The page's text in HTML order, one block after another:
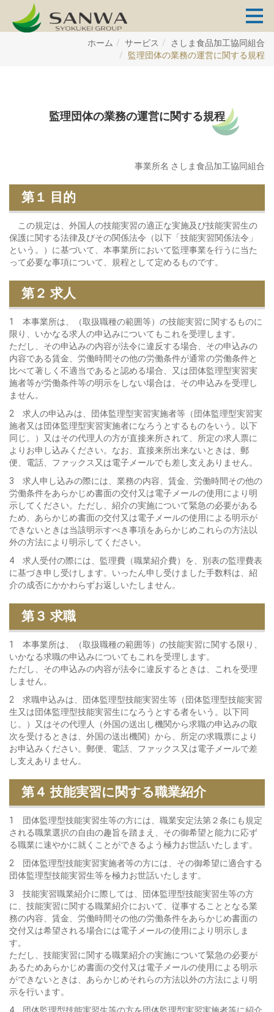
ホーム サービス
さしま食品加工協同組合
監理団体の業務の運営に関する規程
監理団体の業務の運営に関する規程
事業所名 さしま食品加工協同組合
第１ 目的
この規定は、外国人の技能実習の適正な実施及び技能実習生の
保護に関する法律及びその関係法令（以下「技能実習関係法令」
という。）に基づいて、本事業所において監理事業を行うに当た
って必要な事項について、規程として定めるものです。
第２ 求人
1 本事業所は、（取扱職種の範囲等）の技能実習に関するものに
限り、いかなる求人の申込みについてもこれを受理します。
ただし、その申込みの内容が法令に違反する場合、その申込みの
内容である賃金、労働時間その他の労働条件が通常の労働条件と
比べて著しく不適当であると認める場合、又は団体監理型実習実
施者等が労働条件等の明示をしない場合は、その申込みを受理し
ません。
2 求人の申込みは、団体監理型実習実施者等（団体監理型実習実
施者又は団体監理型実習実施者になろうとするものをいう。以下
同じ。）又はその代理人の方が直接来所されて、所定の求人票に
よりお申し込みください。なお、直接来所出来ないときは、郵
便、電話、ファックス又は電子メールでも差し支えありません。
3 求人申し込みの際には、業務の内容、賃金、労働時間その他の
労働条件をあらかじめ書面の交付又は電子メールの使用により明
示してください。ただし、紹介の実施について緊急の必要がある
ため、あらかじめ書面の交付又は電子メールの使用による明示が
できないときは当該明示すべき事項をあらかじめこれらの方法以
外の方法により明示してください。
4 求人受付の際には、監理費（職業紹介費）を、別表の監理費表
に基づき申し受けします。いったん申し受けました手数料は、紹
介の成否にかかわらずお返しいたしません。
第３ 求職
1 本事業所は、（取扱職種の範囲等）の技能実習に関する限り、
いかなる求職の申込みについてもこれを受理します。
ただし、その申込みの内容が法令に違反するときは、これを受理
しません。
2 求職申込みは、団体監理型技能実習生等（団体監理型技能実習
生又は団体監理型技能実習生になろうとする者をいう。以下同
じ。）又はその代理人（外国の送出し機関から求職の申込みの取
次を受けるときは、外国の送出機関）から、所定の求職票により
お申込みください。郵便、電話、ファックス又は電子メールで差
し支えありません。
第４ 技能実習に関する職業紹介
1 団体監理型技能実習生等の方には、職業安定法第２条にも規定
される職業選択の自由の趣旨を踏まえ、その御希望と能力に応ず
る職業に速やかに就くことができるよう極力お世話いたします。
2 団体監理型技能実習実施者等の方には、その御希望に適合する
団体監理型技能実習生等を極力お世話いたします。
3 技能実習職業紹介に際しては、団体監理型技能実習生等の方
に、技能実習に関する職業紹介において、従事することとなる業
務の内容、賃金、労働時間その他の労働条件をあらかじめ書面の
交付又は希望される場合には電子メールの使用により明示しま
す。
ただし、技能実習に関する職業紹介の実施について緊急の必要が
あるためあらかじめ書面の交付又は電子メールの使用による明示
ができないときは、あらかじめそれらの方法以外の方法により明
示を行います。